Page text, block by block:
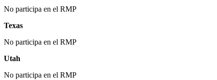
No participa en el RMP
Texas
No participa en el RMP
Utah
No participa en el RMP